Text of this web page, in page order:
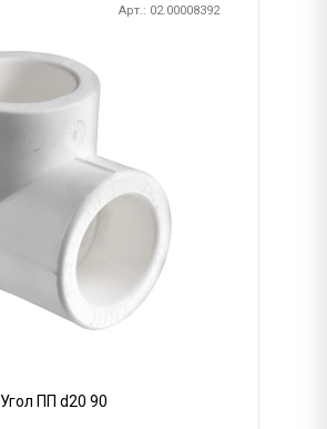
Арт.: 02.00008392
Угол ПП d20 90